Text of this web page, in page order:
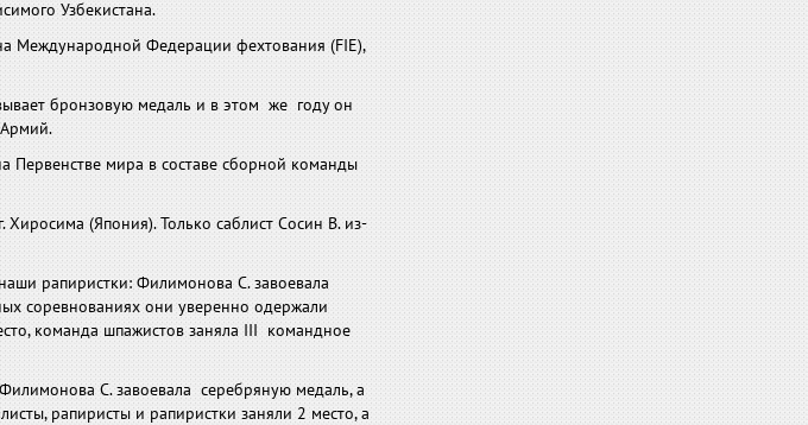
Узбекистана.
Международной Федерации фехтования (FIE),
бронзовую медаль и в этом же году он
Первенстве мира в составе сборной команды
(Япония). Только саблист Сосин В. из-
рапиристки: Филимонова С. завоевала
соревнованиях они уверенно одержали
команда шпажистов заняла III командное
С. завоевала серебряную медаль, а
рапиристы и рапиристки заняли 2 место, а